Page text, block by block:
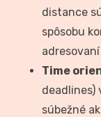
distance
spôsobu
Time
deadlines)
súbežné